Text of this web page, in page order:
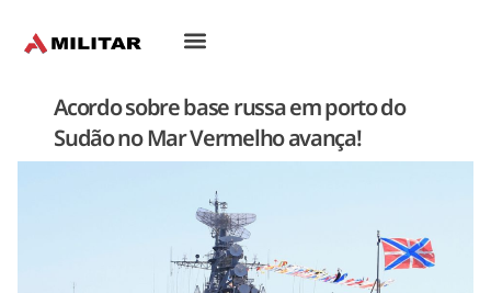
Acordo sobre base russa em porto do
Sudão no Mar Vermelho avança!